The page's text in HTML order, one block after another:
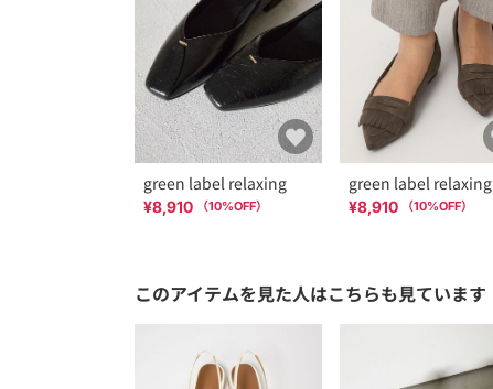
green label relaxing
¥8,910 （10%OFF）
green label relaxing
¥8,910 （10%OFF）